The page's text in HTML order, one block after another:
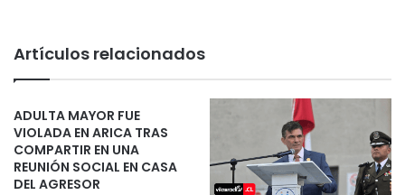
Artículos relacionados
ADULTA MAYOR FUE
VIOLADA EN ARICA TRAS
COMPARTIR EN UNA
REUNIÓN SOCIAL EN CASA
DEL AGRESOR